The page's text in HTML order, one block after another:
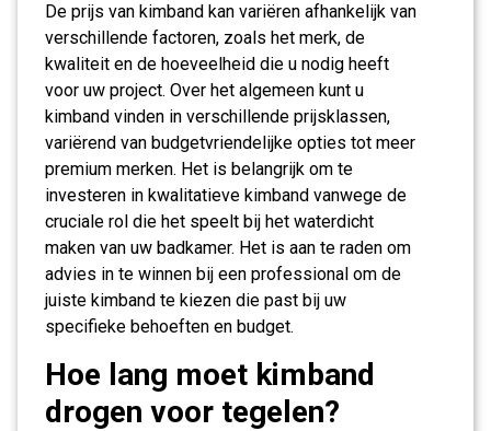
De prijs van kimband kan variëren afhankelijk van
verschillende factoren, zoals het merk, de
kwaliteit en de hoeveelheid die u nodig heeft
voor uw project. Over het algemeen kunt u
kimband vinden in verschillende prijsklassen,
variërend van budgetvriendelijke opties tot meer
premium merken. Het is belangrijk om te
investeren in kwalitatieve kimband vanwege de
cruciale rol die het speelt bij het waterdicht
maken van uw badkamer. Het is aan te raden om
advies in te winnen bij een professional om de
juiste kimband te kiezen die past bij uw
specifieke behoeften en budget.
Hoe lang moet kimband
drogen voor tegelen?